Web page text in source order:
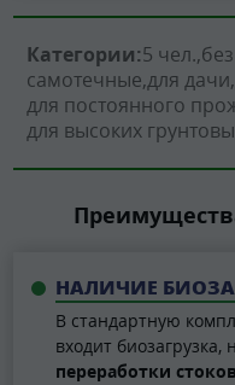
Категории:5 чел.
самотечные для дачи
для постоянного
для высоких
НАЛИЧИЕ
В стандартную
входит биозагрузка,
переработки